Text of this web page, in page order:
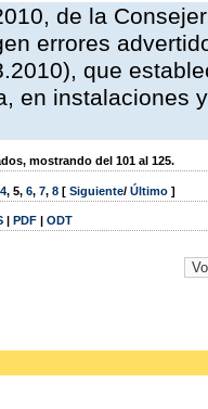
de la
errores
que
en instalaciones
mostrando del 101 al 125.
4, 5, 6, 7, 8 [ Siguiente/ Último ]
| PDF | ODT